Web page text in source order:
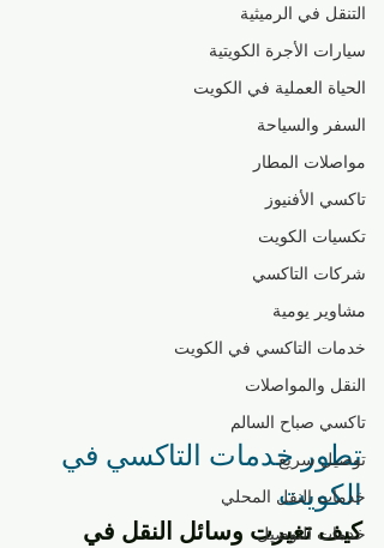
التنقل في الرميثية
سيارات الأجرة الكويتية
الحياة العملية في الكويت
السفر والسياحة
مواصلات المطار
تاكسي الأفنيوز
تكسيات الكويت
شركات التاكسي
مشاوير يومية
خدمات التاكسي في الكويت
النقل والمواصلات
تاكسي صباح السالم
توصيل سريع
خدمات النقل المحلي
خدمات التوصيل
تطور خدمات التاكسي في
الكويت
كيف تغيرت وسائل النقل في